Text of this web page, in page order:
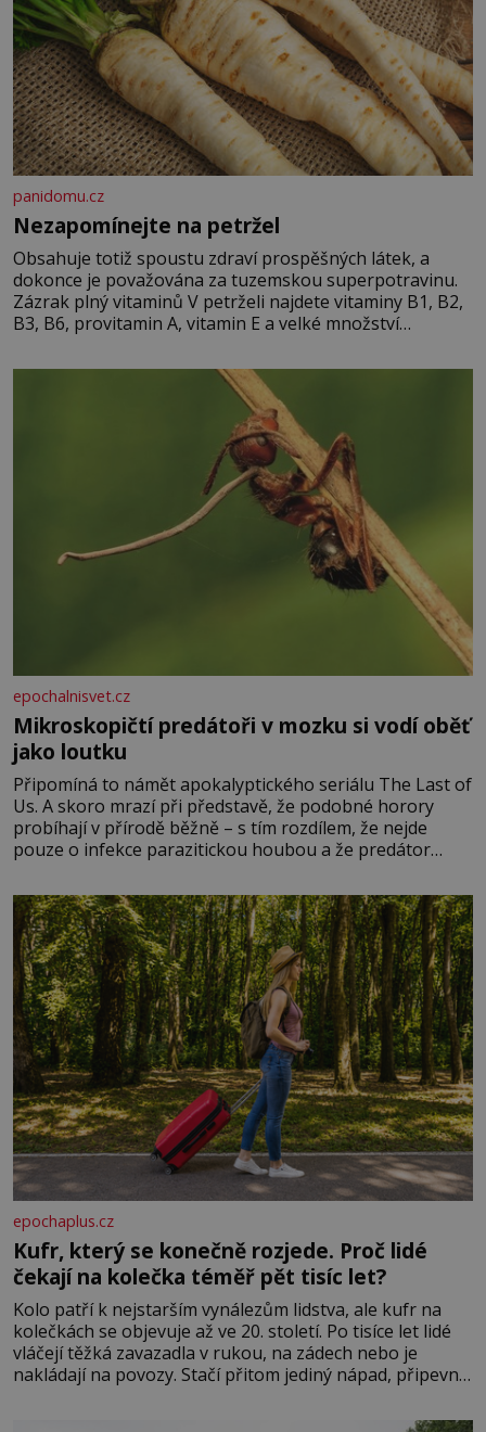
panidomu.cz
Nezapomínejte na petržel
Obsahuje totiž spoustu zdraví prospěšných látek, a
dokonce je považována za tuzemskou superpotravinu.
Zázrak plný vitaminů V petrželi najdete vitaminy B1, B2,
B3, B6, provitamin A, vitamin E a velké množství
pomeranč, v kořeni je také, ale je ho desetkrát méně), a
epochalnisvet.cz
Mikroskopičtí predátoři v mozku si vodí oběť
jako loutku
Připomíná to námět apokalyptického seriálu The Last of
Us. A skoro mrazí při představě, že podobné horory
probíhají v přírodě běžně – s tím rozdílem, že nejde
pouze o infekce parazitickou houbou a že predátor
živočichy, než je člověk. Najít skutečné zombie není nic
nemožného ani v naší přírodě.
epochaplus.cz
Kufr, který se konečně rozjede. Proč lidé
čekají na kolečka téměř pět tisíc let?
Kolo patří k nejstarším vynálezům lidstva, ale kufr na
kolečkách se objevuje až ve 20. století. Po tisíce let lidé
vláčejí těžká zavazadla v rukou, na zádech nebo je
nakládají na povozy. Stačí přitom jediný nápad, připevnit
nedostane. Až jednou se na letišti ozve věta, která změní